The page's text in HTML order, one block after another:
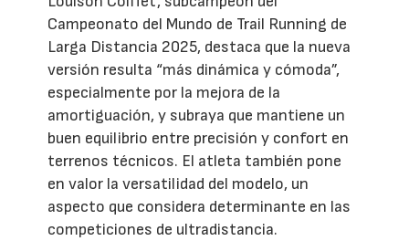
Campeonato del Mundo de Trail Running de
Larga Distancia 2025, destaca que la nueva
versión resulta “más dinámica y cómoda”,
especialmente por la mejora de la
amortiguación, y subraya que mantiene un
buen equilibrio entre precisión y confort en
terrenos técnicos. El atleta también pone
en valor la versatilidad del modelo, un
aspecto que considera determinante en las
competiciones de ultradistancia.